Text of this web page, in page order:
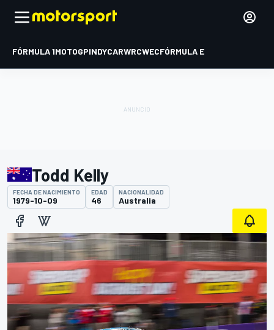
FÓRMULA 1MOTOGPINDYCARWRCWECFÓRMULA E
Todd Kelly
FECHA DE NACIMIENTO
1979-10-09
EDAD
46
NACIONALIDAD
Australia